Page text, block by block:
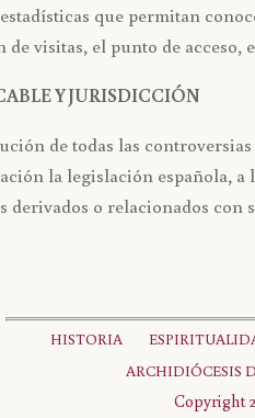
que permitan
de visitas, el punto de acceso,
Y JURISDICCIÓN
de todas las
la legislación española, a
derivados o relacionados con
HISTORIA
ARCHIDIÓCESIS
Copyright